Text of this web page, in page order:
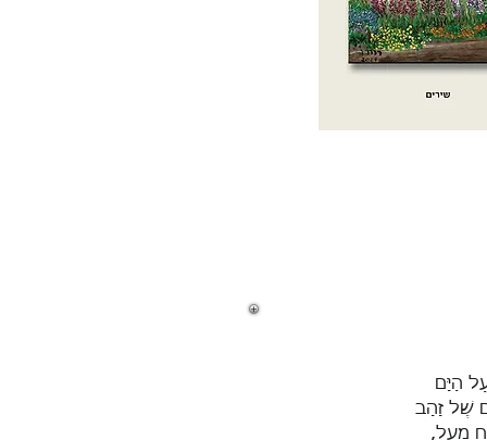
הַיָּם
שֶׁל זָהָב
מֵעָל,